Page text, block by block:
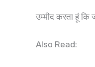
उम्मीद करता हूं
Also Read: